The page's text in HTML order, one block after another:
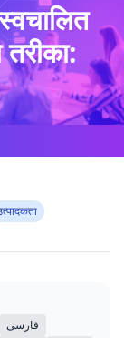
فارسی